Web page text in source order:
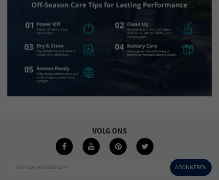
Voer uw e-mailadres in ABONNEREN
VOLG ONS